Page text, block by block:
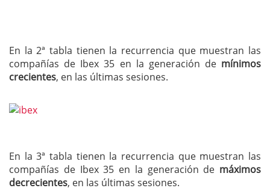
En la 2ª tabla tienen la recurrencia que muestran las
compañías de Ibex 35 en la generación de mínimos
crecientes, en las últimas sesiones.
En la 3ª tabla tienen la recurrencia que muestran las
compañías de Ibex 35 en la generación de máximos
decrecientes, en las últimas sesiones.